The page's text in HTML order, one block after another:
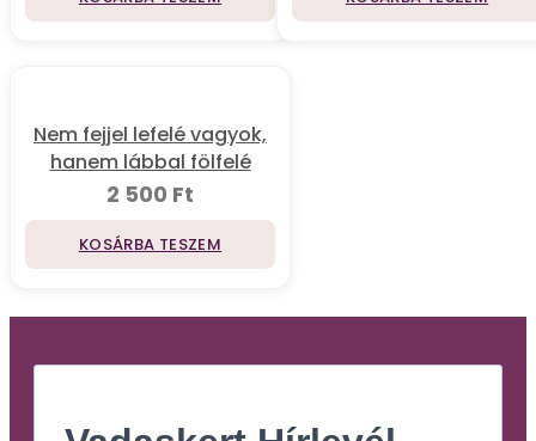
Nem fejjel lefelé vagyok,
hanem lábbal fölfelé
2 500 Ft
KOSÁRBA TESZEM